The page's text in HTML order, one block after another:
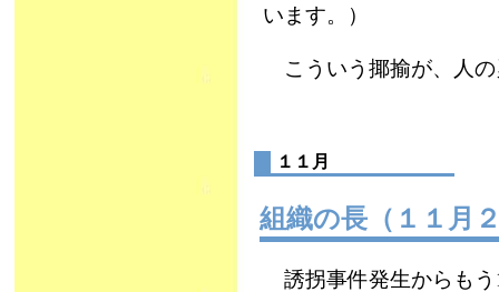
います。）
こういう揶揄が、人
１１月
組織の長（１１月
誘拐事件発生からもう